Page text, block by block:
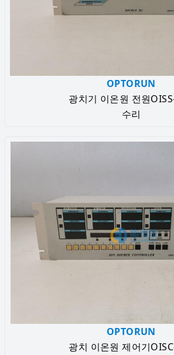
OPTORUN
광치기 이온원 전원
수리
OPTORUN
광치 이온원 제어기